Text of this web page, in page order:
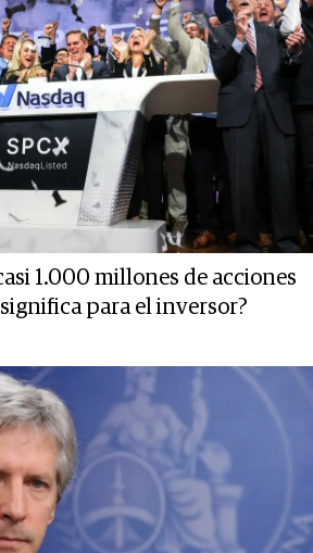
1.000 millones de acciones
para el inversor?